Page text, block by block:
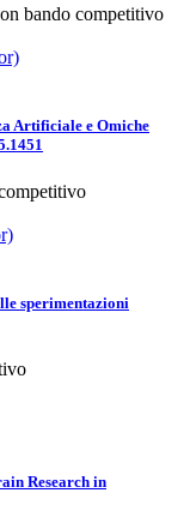
bando competitivo
Artificiale e Omiche
sperimentazioni
Research in